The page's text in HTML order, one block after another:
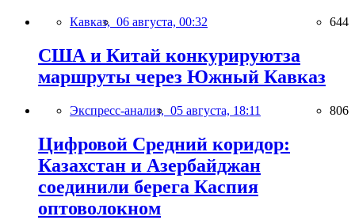
Кавказ, 06 августа, 00:32 644
США и Китай конкурируютза
маршруты через Южный Кавказ
Экспресс-анализ, 05 августа, 18:11 806
Цифровой Средний коридор:
Казахстан и Азербайджан
соединили берега Каспия
оптоволокном